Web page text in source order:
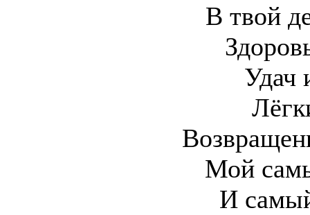
В твой
Удач
Мой
И